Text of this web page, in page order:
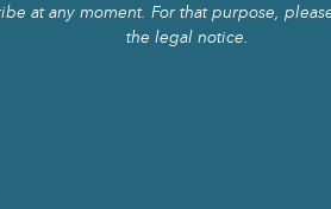
at any moment. For that purpose,
the legal notice.